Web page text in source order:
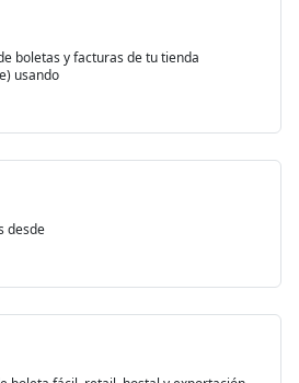
boletas y facturas de tu tienda
usando
desde